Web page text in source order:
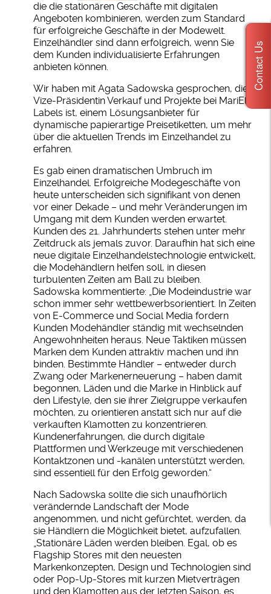
die die stationären Geschäfte mit digitalen
Angeboten kombinieren, werden zum Standard
für erfolgreiche Geschäfte in der Modewelt.
Einzelhändler sind dann erfolgreich, wenn Sie
dem Kunden individualisierte Erfahrungen
anbieten können.
Wir haben mit Agata Sadowska gesprochen, die
Vize-Präsidentin Verkauf und Projekte bei MariElla
Labels ist, einem Lösungsanbieter für
dynamische papierartige Preisetiketten, um mehr
über die aktuellen Trends im Einzelhandel zu
erfahren.
Es gab einen dramatischen Umbruch im
Einzelhandel. Erfolgreiche Modegeschäfte von
heute unterscheiden sich signifikant von denen
vor einer Dekade – und mehr Veränderungen im
Umgang mit dem Kunden werden erwartet.
Kunden des 21. Jahrhunderts stehen unter mehr
Zeitdruck als jemals zuvor. Daraufhin hat sich eine
neue digitale Einzelhandelstechnologie entwickelt,
die Modehändlern helfen soll, in diesen
turbulenten Zeiten am Ball zu bleiben.
Sadowska kommentierte: „Die Modeindustrie war
schon immer sehr wettbewerbsorientiert. In Zeiten
von E-Commerce und Social Media fordern
Kunden Modehändler ständig mit wechselnden
Angewohnheiten heraus. Neue Taktiken müssen
Marken dem Kunden attraktiv machen und ihn
binden. Bestimmte Händler – entweder durch
Zwang oder Markenerneuerung – haben damit
begonnen, Läden und die Marke in Hinblick auf
den Lifestyle, den sie ihrer Zielgruppe verkaufen
möchten, zu orientieren anstatt sich nur auf die
verkauften Klamotten zu konzentrieren.
Kundenerfahrungen, die durch digitale
Plattformen und Werkzeuge mit verschiedenen
Kontaktzonen und -kanälen unterstützt werden,
sind essentiell für den Erfolg geworden.“
Nach Sadowska sollte die sich unaufhörlich
verändernde Landschaft der Mode
angenommen, und nicht gefürchtet, werden, da
sie Händlern die Möglichkeit bietet, aufzufallen.
„Stationäre Läden werden bleiben. Egal, ob es
Flagship Stores mit den neuesten
Markenkonzepten, Design und Technologien sind
oder Pop-Up-Stores mit kurzen Mietverträgen
und den Klamotten aus der letzten Saison, es
Contact Us